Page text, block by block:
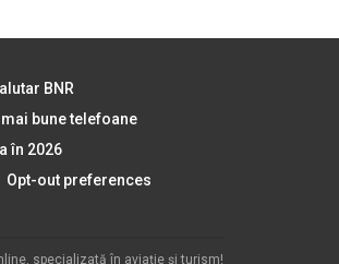
BNR
mai bune telefoane
în 2026
Opt-out preferences
specializată în aviație și turism!